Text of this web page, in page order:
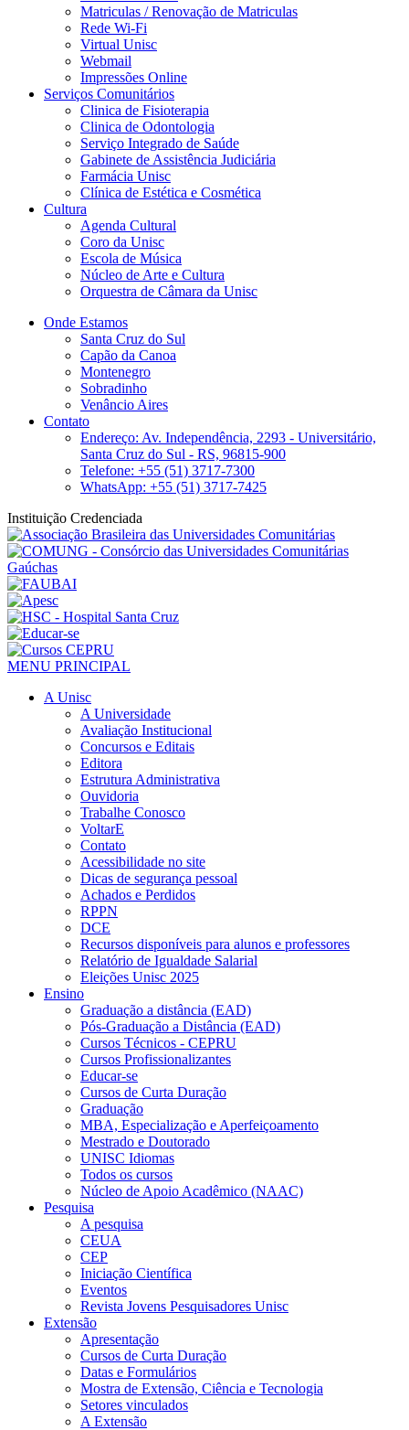
Matriculas / Renovação de Matriculas
Rede Wi-Fi
Virtual Unisc
Webmail
Impressões Online
Serviços Comunitários
Clinica de Fisioterapia
Clinica de Odontologia
Serviço Integrado de Saúde
Gabinete de Assistência Judiciária
Farmácia Unisc
Clínica de Estética e Cosmética
Cultura
Agenda Cultural
Coro da Unisc
Escola de Música
Núcleo de Arte e Cultura
Orquestra de Câmara da Unisc
Onde Estamos
Santa Cruz do Sul
Capão da Canoa
Montenegro
Sobradinho
Venâncio Aires
Contato
Endereço: Av. Independência, 2293 - Universitário,
Santa Cruz do Sul - RS, 96815-900
Telefone: +55 (51) 3717-7300
WhatsApp: +55 (51) 3717-7425
Instituição Credenciada
MENU PRINCIPAL
A Unisc
A Universidade
Avaliação Institucional
Concursos e Editais
Editora
Estrutura Administrativa
Ouvidoria
Trabalhe Conosco
VoltarE
Contato
Acessibilidade no site
Dicas de segurança pessoal
Achados e Perdidos
RPPN
DCE
Recursos disponíveis para alunos e professores
Relatório de Igualdade Salarial
Eleições Unisc 2025
Ensino
Graduação a distância (EAD)
Pós-Graduação a Distância (EAD)
Cursos Técnicos - CEPRU
Cursos Profissionalizantes
Educar-se
Cursos de Curta Duração
Graduação
MBA, Especialização e Aperfeiçoamento
Mestrado e Doutorado
UNISC Idiomas
Todos os cursos
Núcleo de Apoio Acadêmico (NAAC)
Pesquisa
A pesquisa
CEUA
CEP
Iniciação Científica
Eventos
Revista Jovens Pesquisadores Unisc
Extensão
Apresentação
Cursos de Curta Duração
Datas e Formulários
Mostra de Extensão, Ciência e Tecnologia
Setores vinculados
A Extensão